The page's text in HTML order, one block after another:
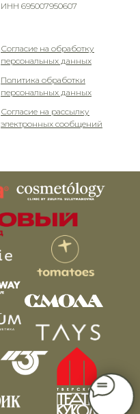
ИНН 695007950607
Согласие на обработку
персональных данных
Политика обработки
персональных данных
Согласие на рассылку
электронных сообщений